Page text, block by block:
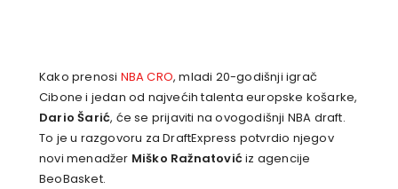
Kako prenosi NBA CRO, mladi 20-godišnji igrač
Cibone i jedan od najvećih talenta europske košarke,
Dario Šarić, će se prijaviti na ovogodišnji NBA draft.
To je u razgovoru za DraftExpress potvrdio njegov
novi menadžer Miško Ražnatovićiz agencije
BeoBasket.